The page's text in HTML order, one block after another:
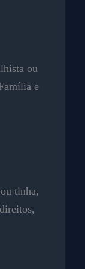
ou
e
tinha,